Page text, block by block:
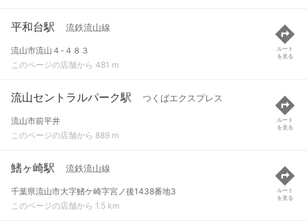
平和台駅 流鉄流山線
流山市流山４-４８３
このページの店舗から 481 m
ルート
を見る
流山セントラルパーク駅 つくばエクスプレス
流山市前平井
このページの店舗から 889 m
ルート
を見る
鰭ヶ崎駅 流鉄流山線
千葉県流山市大字鰭ケ崎字宮ノ後1438番地3
このページの店舗から 1.5 km
ルート
を見る